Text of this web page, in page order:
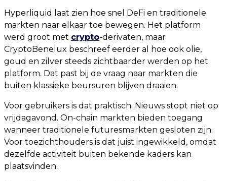
Hyperliquid laat zien hoe snel DeFi en traditionele
markten naar elkaar toe bewegen. Het platform
werd groot met crypto-derivaten, maar
CryptoBenelux beschreef eerder al hoe ook olie,
goud en zilver steeds zichtbaarder werden op het
platform. Dat past bij de vraag naar markten die
buiten klassieke beursuren blijven draaien.
Voor gebruikers is dat praktisch. Nieuws stopt niet op
vrijdagavond. On-chain markten bieden toegang
wanneer traditionele futuresmarkten gesloten zijn.
Voor toezichthouders is dat juist ingewikkeld, omdat
dezelfde activiteit buiten bekende kaders kan
plaatsvinden.